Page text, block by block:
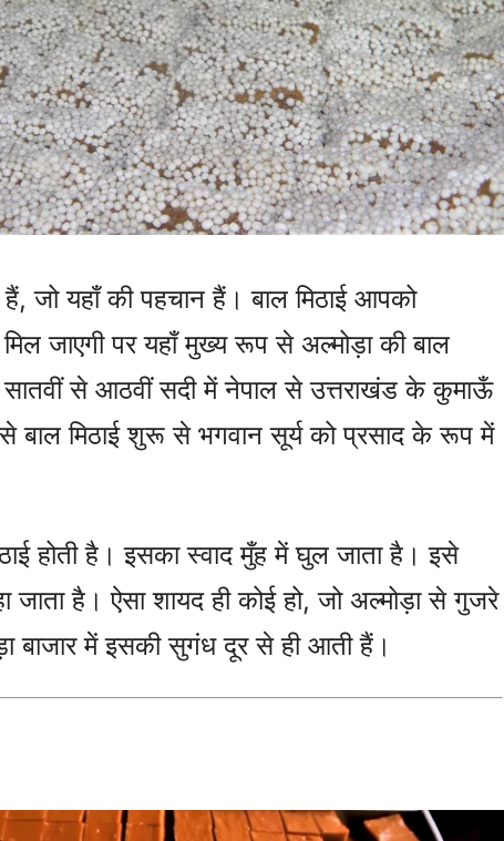
हैं, जो यहाँ की पहचान हैं। बाल मिठाई आपको
जाएगी पर यहाँ मुख्य रूप से अल्मोड़ा की बाल
सातवीं से आठवीं सदी में नेपाल से उत्तराखंड के कुमाऊँ
बाल मिठाई शुरू से भगवान सूर्य को प्रसाद के रूप में
होती है। इसका स्वाद मुँह में घुल जाता है। इसे
है। ऐसा शायद ही कोई हो, जो अल्मोड़ा से गुजरे
बाजार में इसकी सुगंध दूर से ही आती हैं।